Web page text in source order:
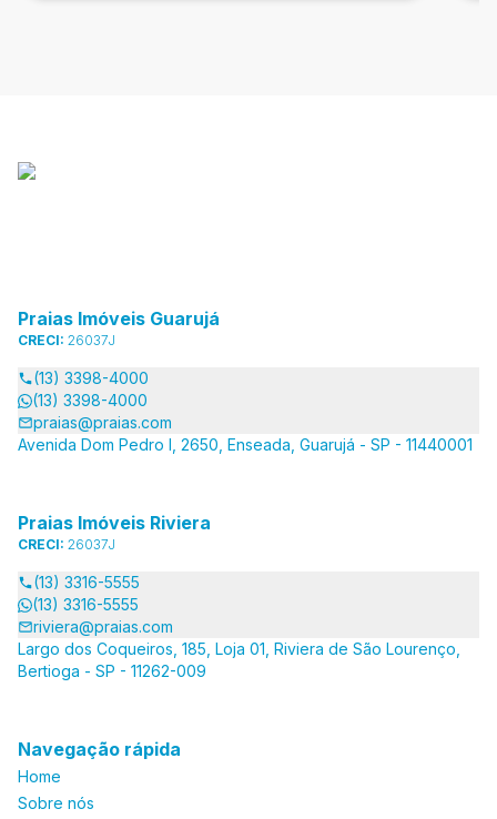
Praias Imóveis Guarujá
CRECI: 26037J
(13) 3398-4000
(13) 3398-4000
praias@praias.com
Avenida Dom Pedro I, 2650, Enseada, Guarujá - SP - 11440001
Praias Imóveis Riviera
CRECI: 26037J
(13) 3316-5555
(13) 3316-5555
riviera@praias.com
Largo dos Coqueiros, 185, Loja 01, Riviera de São Lourenço,
Bertioga - SP - 11262-009
Navegação rápida
Home
Sobre nós